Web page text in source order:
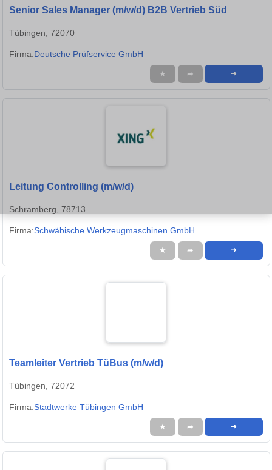
Senior Sales Manager (m/w/d) B2B Vertrieb Süd
Tübingen, 72070
Firma:Deutsche Prüfservice GmbH
★ ➦ ➜
Leitung Controlling (m/w/d)
Schramberg, 78713
Firma:Schwäbische Werkzeugmaschinen GmbH
★ ➦ ➜
Teamleiter Vertrieb TüBus (m/w/d)
Tübingen, 72072
Firma:Stadtwerke Tübingen GmbH
★ ➦ ➜